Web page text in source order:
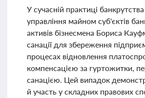
У сучасній практиці
управління майном суб'єктів
активів бізнесмена Бориса
санації для збереження
процесах відновлення
компенсацією за гуртожитки,
санацією. Цей випадок
й участь у складних правових